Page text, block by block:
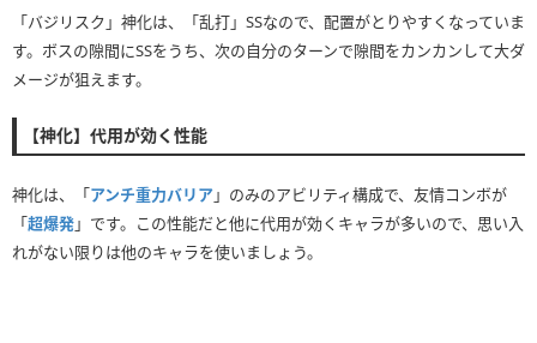
「バジリスク」神化は、「乱打」SSなので、配置がとりやすくなっていま
す。ボスの隙間にSSをうち、次の自分のターンで隙間をカンカンして大ダ
メージが狙えます。
【神化】代用が効く性能
神化は、「アンチ重力バリア」のみのアビリティ構成で、友情コンボが
「超爆発」です。この性能だと他に代用が効くキャラが多いので、思い入
れがない限りは他のキャラを使いましょう。